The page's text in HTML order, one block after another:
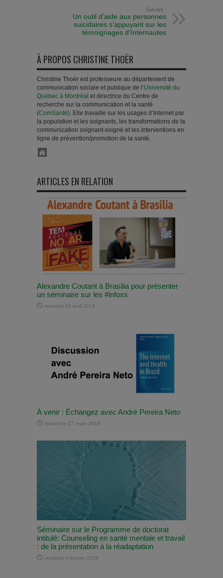
Suivant :
Un outil d’aide aux personnes
suicidaires s’appuyant sur les
témoignages d’Internautes
À PROPOS CHRISTINE THOËR
Christine Thoër est professeure au département de
communication sociale et publique de l’Université du
Québec à Montréal et directrice du Centre de
recherche sur la communication et la santé
(ComSanté). Elle travaille sur les usages d’Internet par
la population et les soignants, les transformations de la
communication soignant-soigné et les interventions en
ligne de prévention/promotion de la santé.
ARTICLES EN RELATION
Alexandre Coutant à Brasilia pour présenter
un séminaire sur les #infoxs
mercredi 10 avril 2019
À venir : Échangez avec André Pereira Neto
dimanche 17 mars 2019
Séminaire sur le Programme de doctorat
intitulé: Counseling en santé mentale et travail
: de la présentation à la réadaptation
vendredi 4 janvier 2019